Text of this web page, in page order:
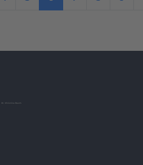
Dr. Christina Baum